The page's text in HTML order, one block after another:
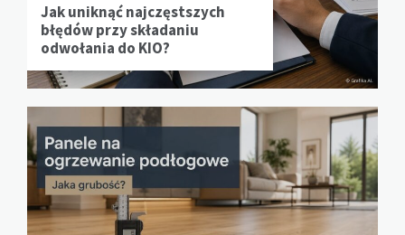
Jak uniknąć najczęstszych
błędów przy składaniu
odwołania do KIO?